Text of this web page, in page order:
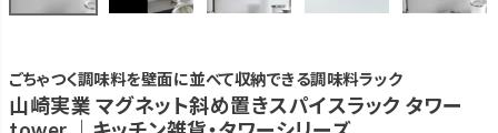
ごちゃつく調味料を壁面に並べて収納できる調味料ラック
山崎実業 マグネット斜め置きスパイスラック タワー